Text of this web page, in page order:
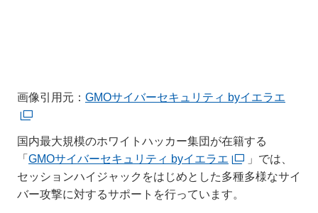
画像引用元： GMOサイバーセキュリティ byイエラエ
国内最大規模のホワイトハッカー集団が在籍する
「 GMOサイバーセキュリティ byイエラエ
」では、
セッションハイジャックをはじめとした多種多様なサイ
バー攻撃に対するサポートを行っています。